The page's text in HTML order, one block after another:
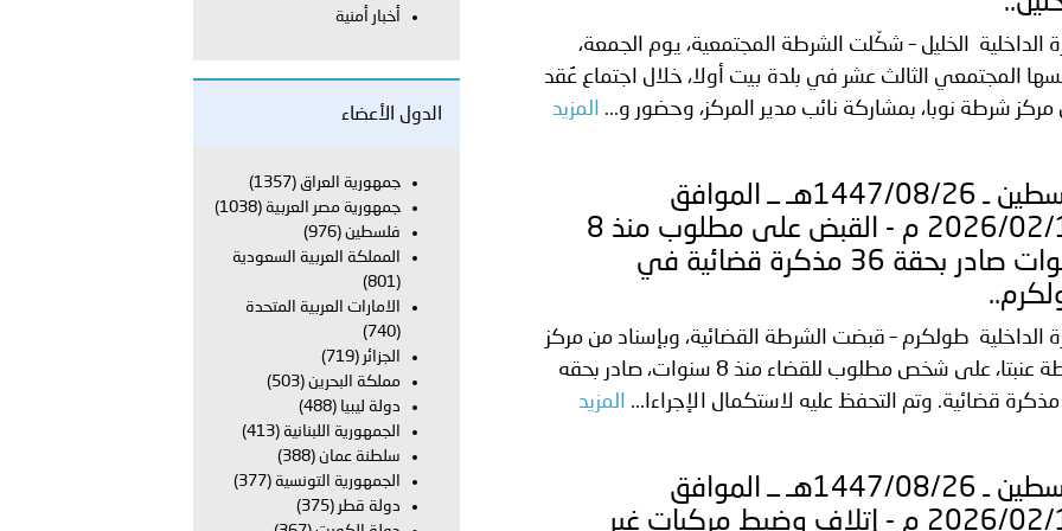
الإمارات ـ 1448/02/22هـ ــ الموافق 2026/08/05 م - شرطة أبوظبي تطلع وفد الشرطة الإيطالية على منظومتي التأهيل الشرطي
الكويت ـ 1448/02/22هـ ــ الموافق 2026/08/05 م - بمناسبة صدور المرسومين الأميريين معالي النائب الأول لرئيس مجلس الوزراء
بتعيين اللواء حمد أحمد المنيفي وكيل وزارة مساعد لشؤون الأمن العام..
قـطـر ـ 1448/02/21هـ ــ الموافق 2026/08/04 م - مشاركة دولة قطر في أعمال الاجتماع الثالث عشر للجنة رؤساء الاتحادات الرياضية
ليبيا ـ 1448/02/21هـ ــ الموافق 2026/08/04 م - وزارة الداخلية تبحث مع سفراء وممثلي دول ومنظمات دولية تنفيذ المرحلة الثانية
الداخلية الخليل – شكّلت الشرطة المجتمعية، يوم الجمعة،
المجتمعي الثالث عشر في بلدة بيت أولا، خلال اجتماع عُقد
شرطة نوبا، بمشاركة نائب مدير المركز، وحضور و...
المزيد
فلسطين ـ 1447/08/26هـ ــ الموافق
2026/02/14 م - القبض على مطلوب منذ 8
سنوات صادر بحقة 36 مذكرة قضائية في
الداخلية طولكرم – قبضت الشرطة القضائية، وبإسناد من مركز
شرطة عنبتا، على شخص مطلوب للقضاء منذ 8 سنوات، صادر بحقه
المزيد
فلسطين ـ 1447/08/26هـ ــ الموافق
2026/02/14 م - إتلاف وضبط مركبات غير
أخبار أمنية
الدول الأعضاء
جمهورية العراق (1357)
جمهورية مصر العربية (1038)
فلسطين(976)
المملكة العربية السعودية
(801)
الامارات العربية المتحدة
(740)
الجزائر (719)
مملكة البحرين (503)
دولة ليبيا (488)
الجمهورية اللبنانية (413)
سلطنة عمان (388)
الجمهورية التونسية (377)
دولة قطر (375)